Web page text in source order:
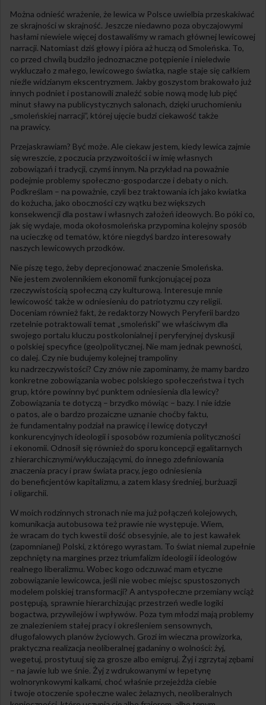
Można odnieść wrażenie, że lewica w Polsce uwielbia przeskakiwać
ze skrajności w skrajność. Jeszcze niedawno poza obyczajowymi
hasłami niewiele więcej dostawaliśmy w ramach głównej lewicowej
narracji. Natomiast dziś głowy i pióra aż huczą od Smoleńska. To,
co przed chwilą budziło jednoznaczne potępienie i nieledwie
wykluczało z małego, lewicowego światka, nagle staje się całkiem
nieźle widzianym ekscentryzmem. Jakby goszystom brakowało już
innych podniet i postanowili znaleźć sobie nową modę lub pięć
minut sławy na publicystycznych salonach, dzięki uruchomieniu
„smoleńskiej narracji”, której ujęcie budzi ciekawość także
na prawicy.
Przejaskrawiam? Być może. Ale ciekaw jestem, kiedy lewica zajmie
się wreszcie, z poczucia przyzwoitości i w imię własnych
zobowiązań i tradycji, czymś innym. Na przykład na poważnie
podejmie problemy społeczno-gospodarcze i debaty o nich.
Podkreślam – na poważnie, czyli bez traktowania ich jako kwiatka
do kożucha, jako oboczności czy wątku bez większych
konsekwencji dla postaw i własnych założeń ideowych. Bo póki co,
jak się wydaje, moda okołosmoleńska przypomina kolejny sposób
na ucieczkę od tematów, które niegdyś bardzo interesowały
naszych lewicowych przodków.
Nie piszę tego, żeby deprecjonować znaczenie Smoleńska.
Nie jestem zwolennikiem ekonomii funkcjonującej poza
rzeczywistością społeczną czy kulturową. Interesuje mnie
lewicowość także w odniesieniu do patriotyzmu czy religii.
Doceniam również fakt, że redaktorzy Nowych Peryferii bardzo
rzetelnie potraktowali temat „smoleński” we właściwym dla
swojego portalu kluczu postkolonialnej i peryferyjnej dyskusji
o polskiej specyfice (geo)politycznej. Nie mam jednak pewności,
co dalej. Czy nie budujemy kolejnej trampoliny
ku nadrzeczywistości? Czy znów nie zapominamy, że mamy bardzo
konkretne zobowiązania wobec polskiego społeczeństwa i tych
grup, które powinny być punktem odniesienia dla lewicy?
Zobowiązania te dotyczą – brzydko mówiąc – bazy. I nie idzie
o patos, ale o bardzo prozaiczne uznanie choćby faktu,
że fundamentalny podział na prawicę i lewicę dotyczył
konkurencyjnych ideologii i sposobów rozumienia polityczności
i ekonomii. Odnosił się również do sporu koncepcji egalitarnych
z hierarchicznymi/wykluczającymi, do innego zdefiniowania
znaczenia pracy i praw świata pracy, jego odniesienia
do beneficjentów kapitalizmu, a zatem klasy średniej, burżuazji
i oligarchii.
W moich rodzinnych stronach nie ma już połączeń kolejowych,
komunikacja autobusowa też prawie nie występuje. Wiem,
że wracam do tych kwestii dość obsesyjnie, ale to jest kawałek
(zapomnianej) Polski, z którego wyrastam. To świat niemal zupełnie
zepchnięty na margines przez triumfalizm ideologii i ideologów
realnego liberalizmu. Wobec kogo odczuwać mam etyczne
zobowiązanie lewicowca, jeśli nie wobec miejsc spustoszonych
modelem polskiej transformacji? A antyspołeczne przemiany wciąż
postępują, sprawnie hierarchizując przestrzeń wedle logiki
bogactwa, przywilejów i wpływów. Poza tym młodzi mają problemy
ze znalezieniem stałej pracy i określeniem sensownych,
długofalowych planów życiowych. Grozi im wieczna prowizorka,
praktyczna realizacja neoliberalnej gadaniny o wolności: żyj,
wegetuj, prostytuuj się za grosze albo emigruj. Żyj i zgrzytaj zębami
– na jawie lub we śnie. Żyj z wdrukowanymi w łepetynę
wolnorynkowymi kalkami, choć właśnie przejeżdża ciebie
i twoje otoczenie społeczne walec żelaznych, neoliberalnych